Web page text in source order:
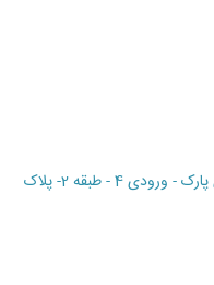
اصفهان - خیابان چهارباغ بالا - مجتمع تجاری پارک - ورودی 4 - طبقه 2- پلاک